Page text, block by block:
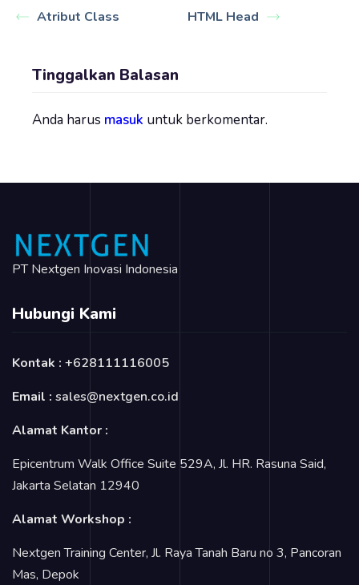
Atribut Class HTML Head
Tinggalkan Balasan
Anda harus masuk untuk berkomentar.
PT Nextgen Inovasi Indonesia
Hubungi Kami
Kontak : +628111116005
Email : sales@nextgen.co.id
Alamat Kantor :
Epicentrum Walk Office Suite 529A, Jl. HR. Rasuna Said,
Jakarta Selatan 12940
Alamat Workshop :
Nextgen Training Center, Jl. Raya Tanah Baru no 3, Pancoran
Mas, Depok